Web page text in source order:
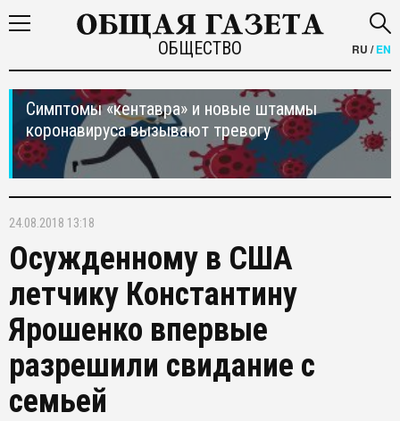
ОБЩЕСТВО RU /EN
Симптомы «кентавра» и новые штаммы
коронавируса вызывают тревогу
24.08.2018 13:18
Осужденному в США
летчику Константину
Ярошенко впервые
разрешили свидание с
семьей